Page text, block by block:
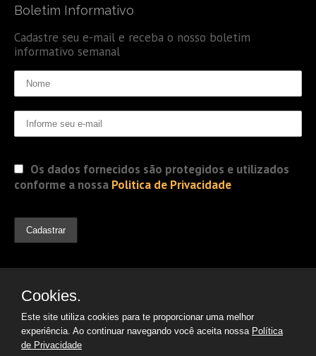
Boletim Informativo
Cadastre seu e-mail e receba o nosso boletim
informativo semanal
Os dados fornecidos são protegidos e utilizados
conforme a nossa Politica de Privacidade
Cookies.
Este site utiliza cookies para te proporcionar uma melhor
experiência. Ao continuar navegando você aceita nossa Política
de Privacidade